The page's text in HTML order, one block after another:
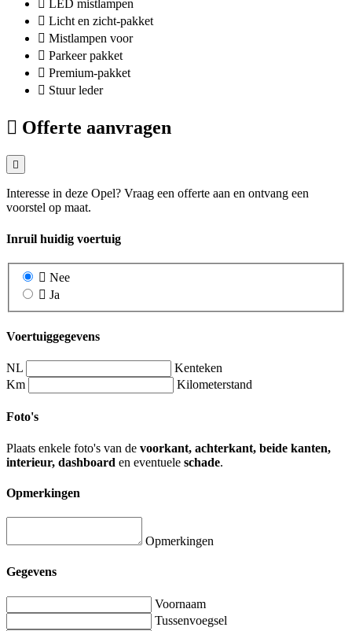
LED mistlampen
Licht en zicht-pakket
Mistlampen voor
Parkeer pakket
Premium-pakket
Stuur leder
Offerte aanvragen
Interesse in deze Opel? Vraag een offerte aan en ontvang een
voorstel op maat.
Inruil huidig voertuig
Nee
Ja
Voertuiggegevens
NL
Kenteken
Km
Kilometerstand
Foto's
Plaats enkele foto's van de voorkant, achterkant, beide kanten,
interieur, dashboard en eventuele schade.
Opmerkingen
Opmerkingen
Gegevens
Voornaam
Tussenvoegsel